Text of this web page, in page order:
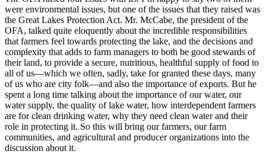
were environmental issues, but one of the issues that they raised was
the Great Lakes Protection Act. Mr. McCabe, the president of the
OFA, talked quite eloquently about the incredible responsibilities
that farmers feel towards protecting the lake, and the decisions and
complexity that adds to farm managers to both be good stewards of
their land, to provide a secure, nutritious, healthful supply of food to
all of us—which we often, sadly, take for granted these days, many
of us who are city folk—and also the importance of exports. But he
spent a long time talking about the importance of our water, our
water supply, the quality of lake water, how interdependent farmers
are for clean drinking water, why they need clean water and their
role in protecting it. So this will bring our farmers, our farm
communities, and agricultural and producer organizations into the
discussion about it.